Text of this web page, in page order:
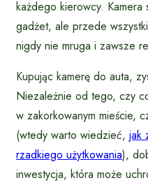
każdego kierowcy.
gadżet, ale przede
nigdy nie mruga i zawsze
Kupując kamerę do auta,
Niezależnie od tego, czy
w zakorkowanym mieście,
(wtedy warto wiedzieć, jak
rzadkiego użytkowania),
inwestycja, która może